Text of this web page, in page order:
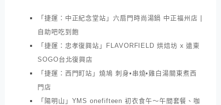
「捷運：中正紀念堂站」六扇門時尚湯鍋 中正福州店 |
自助吧吃到飽
「捷運：忠孝復興站」FLAVORFIELD 烘焙坊 x 遠東
SOGO台北復興店
「捷運：西門町站」燒鳩 刺身•串燒•雞白湯關東煮西
門店
「陽明山」YMS onefifteen 初衣食午～午間套餐、咖